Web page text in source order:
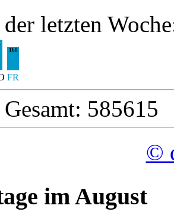
letzten
168
FR
585615
©
im August